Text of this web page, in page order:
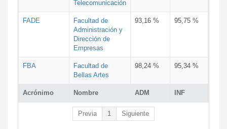
Acrónimo Nombre ADM INF
Telecomunicación
FADE
Facultad de
Administración y
Dirección de
Empresas
93,16 % 95,75 %
FBA
Facultad de
Bellas Artes
98,24 % 95,34 %
Previa 1 Siguiente